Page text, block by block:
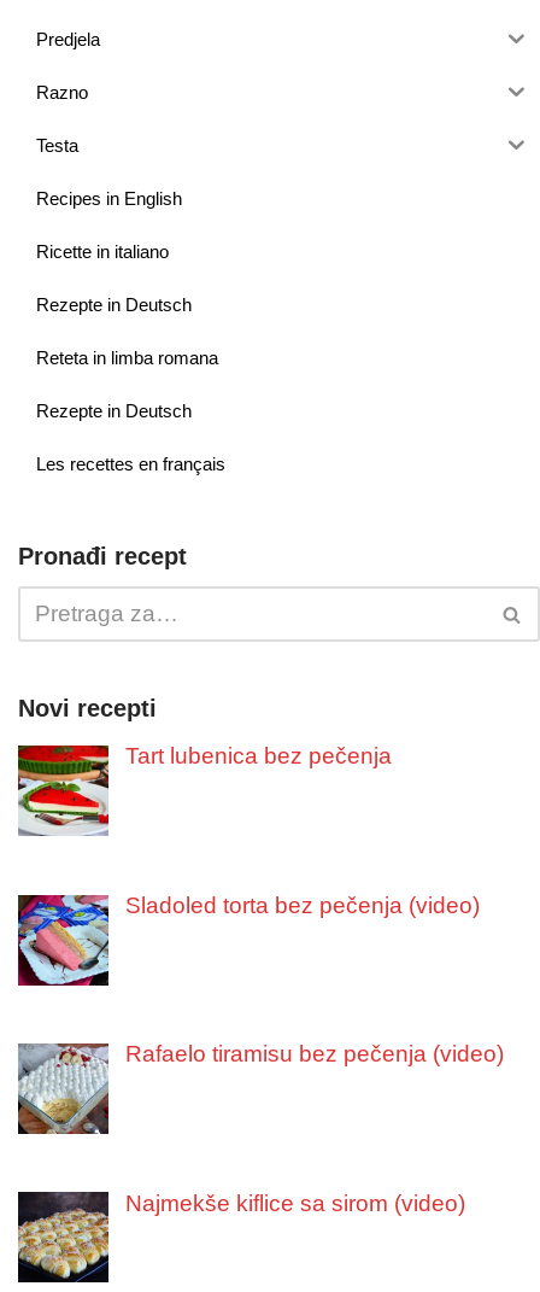
Predjela
Razno
Testa
Recipes in English
Ricette in italiano
Rezepte in Deutsch
Reteta in limba romana
Rezepte in Deutsch
Les recettes en français
Pronađi recept
Novi recepti
Tart lubenica bez pečenja
Sladoled torta bez pečenja (video)
Rafaelo tiramisu bez pečenja (video)
Najmekše kiflice sa sirom (video)